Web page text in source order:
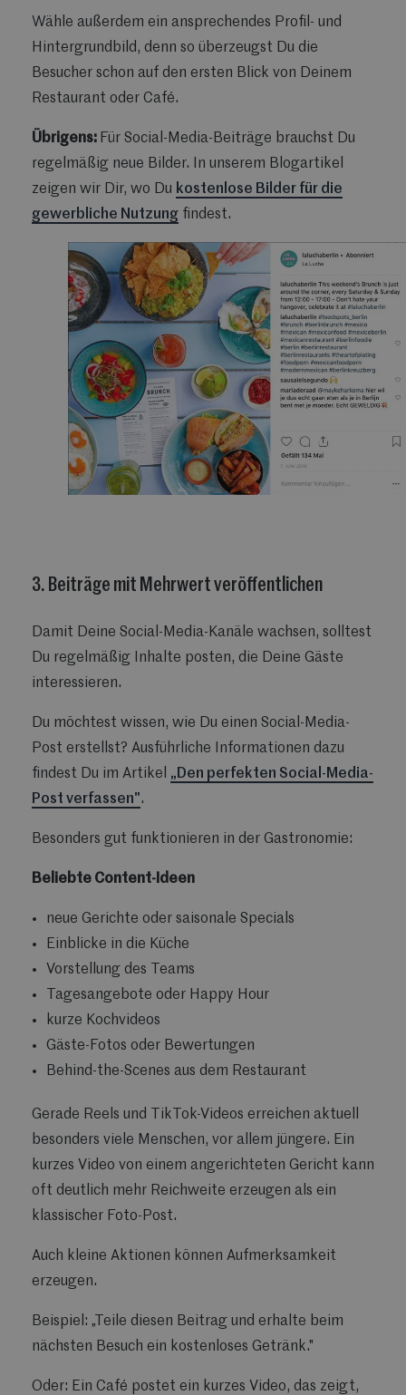
Wähle außerdem ein ansprechendes Profil- und
Hintergrundbild, denn so überzeugst Du die
Besucher schon auf den ersten Blick von Deinem
Restaurant oder Café.
Übrigens: Für Social-Media-Beiträge brauchst Du
regelmäßig neue Bilder. In unserem Blogartikel
zeigen wir Dir, wo Du kostenlose Bilder für die
gewerbliche Nutzung findest.
3. Beiträge mit Mehrwert veröffentlichen
Damit Deine Social-Media-Kanäle wachsen, solltest
Du regelmäßig Inhalte posten, die Deine Gäste
interessieren.
Du möchtest wissen, wie Du einen Social-Media-
Post erstellst? Ausführliche Informationen dazu
findest Du im Artikel „Den perfekten Social-Media-
Post verfassen".
Besonders gut funktionieren in der Gastronomie:
Beliebte Content-Ideen
neue Gerichte oder saisonale Specials
Einblicke in die Küche
Vorstellung des Teams
Tagesangebote oder Happy Hour
kurze Kochvideos
Gäste-Fotos oder Bewertungen
Behind-the-Scenes aus dem Restaurant
Gerade Reels und TikTok-Videos erreichen aktuell
besonders viele Menschen, vor allem jüngere. Ein
kurzes Video von einem angerichteten Gericht kann
oft deutlich mehr Reichweite erzeugen als ein
klassischer Foto-Post.
Auch kleine Aktionen können Aufmerksamkeit
erzeugen.
Beispiel: „Teile diesen Beitrag und erhalte beim
nächsten Besuch ein kostenloses Getränk."
Oder: Ein Café postet ein kurzes Video, das zeigt,